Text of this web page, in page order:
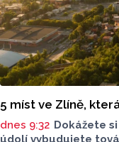
5 míst ve Zlíně,
dnes 9:32 Dokážete
údolí vybudujete